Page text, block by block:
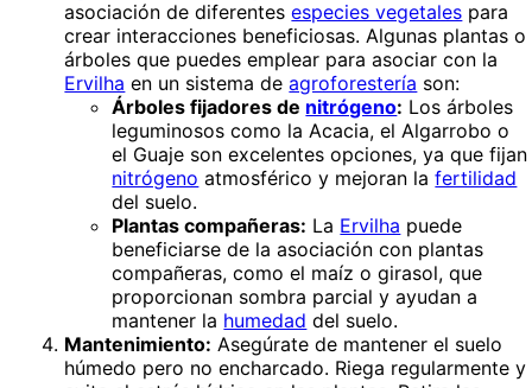
asociación de diferentesespecies vegetales para
crear interacciones beneficiosas. Algunas plantas o
árboles que puedes emplear para asociar con la
Ervilha en un sistema deagroforestería son:
Árboles fijadores de nitrógeno: Los árboles
leguminosos como la Acacia, el Algarrobo o
el Guaje son excelentes opciones, ya que fijan
nitrógeno atmosférico y mejoran lafertilidad
del suelo.
Plantas compañeras: La Ervilha puede
beneficiarse de la asociación con plantas
compañeras, como el maíz o girasol, que
proporcionan sombra parcial y ayudan a
mantener la humedad del suelo.
Mantenimiento: Asegúrate de mantener el suelo
húmedo pero no encharcado. Riega regularmente y